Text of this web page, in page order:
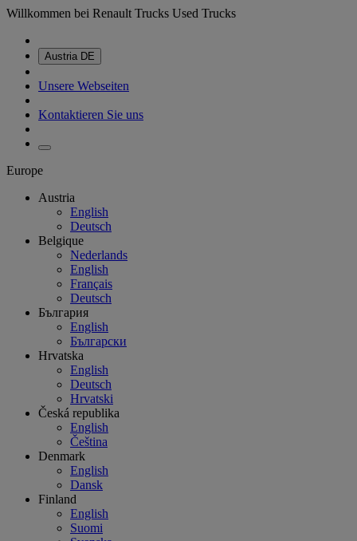
Willkommen bei Renault Trucks Used Trucks
Austria DE
Unsere Webseiten
Kontaktieren Sie uns
Europe
Austria
English
Deutsch
Belgique
Nederlands
English
Français
Deutsch
България
English
Български
Hrvatska
English
Deutsch
Hrvatski
Česká republika
English
Čeština
Denmark
English
Dansk
Finland
English
Suomi